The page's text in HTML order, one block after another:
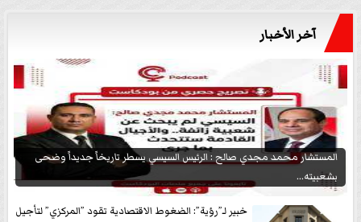
آخر الأخبار
المستشار محمد مجدي صالح : الرئيس السيسي يسطر تاريخاً جديداً وضحى
بشعبيته...
خبير لـ”رؤية”: الضغوط الاقتصادية تقود ”المركزي” لتأجيل